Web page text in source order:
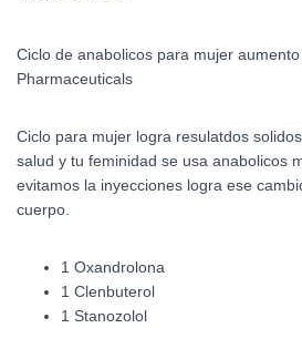
Ciclo de anabolicos para mujer
Pharmaceuticals
Ciclo para mujer logra resulatdos
salud y tu feminidad se usa anabolicos
evitamos la inyecciones logra ese
cuerpo.
1 Oxandrolona
1 Clenbuterol
1 Stanozolol